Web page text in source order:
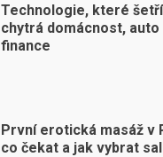
Technologie, které
chytrá domácnost, auto
finance
První erotická masáž v
co čekat a jak vybrat